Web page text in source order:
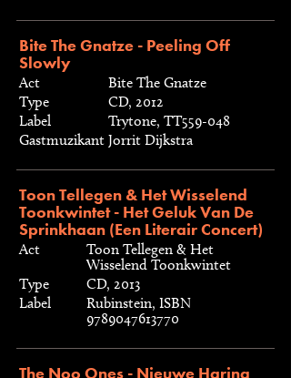
Bite The Gnatze - Peeling Off
Slowly
Act
Bite The Gnatze
Type
CD, 2012
Label
Trytone, TT559-048
Gastmuzikant Jorrit Dijkstra
Toon Tellegen & Het Wisselend
Toonkwintet - Het Geluk Van De
Sprinkhaan (Een Literair Concert)
Act
Toon Tellegen & Het
Wisselend Toonkwintet
Type
CD, 2013
Label
Rubinstein, ISBN
9789047613770
The Noo Ones - Nieuwe Haring